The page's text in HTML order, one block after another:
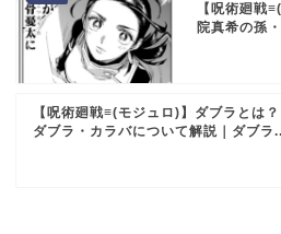
【呪術廻戦
院真希の孫
【呪術廻戦≡(モジュロ)】ダブラとは？
ダブラ・カラバについて解説｜ダブラ